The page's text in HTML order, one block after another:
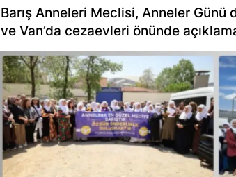
Barış Anneleri Meclisi, Anneler Günü
ve Van’da cezaevleri önünde